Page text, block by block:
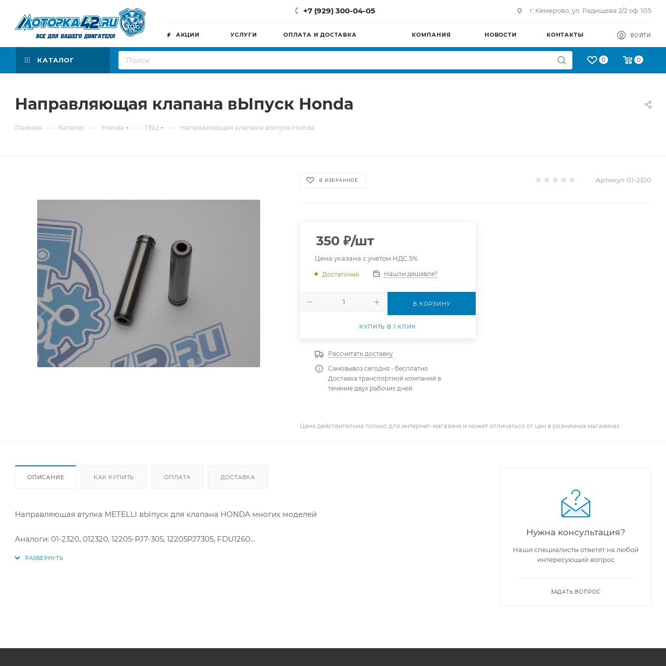
+7 (929) 300-04-05 г. Кемерово, ул. Радищева 2/2 оф. 105
АКЦИИ УСЛУГИ ОПЛАТА И ДОСТАВКА КОМПАНИЯ НОВОСТИ КОНТАКТЫ ВОЙТИ
КАТАЛОГ 0 0
Направляющая клапана вЫпуск Honda
Главная — Каталог — Honda — ГБЦ — Направляющая клапана вЫпуск Honda
В ИЗБРАННОЕ Артикул: 01-2320
350 ₽/шт
Цена указана с учетом НДС 5%
Достаточно Нашли дешевле?
В КОРЗИНУ
КУПИТЬ В 1 КЛИК
Рассчитать доставку
Самовывоз сегодня - бесплатно
Доставка транспортной компаний в
течение двух рабочих дней
Цена действительна только для интернет-магазина и может отличаться от цен в розничных магазинах
ОПИСАНИЕ КАК КУПИТЬ ОПЛАТА ДОСТАВКА
Направляющая втулка METELLI вЫпуск для клапана HONDA многих моделей
Аналоги: 01-2320, 012320, 12205-PJ7-305, 12205PJ7305, FDU1260
Нужна консультация?
Наши специалисты ответят на любой
интересующий вопрос
ЗАДАТЬ ВОПРОС